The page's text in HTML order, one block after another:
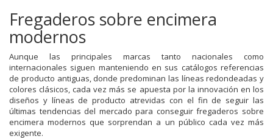
Fregaderos sobre encimera
modernos
Aunque las principales marcas tanto nacionales como
internacionales siguen manteniendo en sus catálogos referencias
de producto antiguas, donde predominan las líneas redondeadas y
colores clásicos, cada vez más se apuesta por la innovación en los
diseños y líneas de producto atrevidas con el fin de seguir las
últimas tendencias del mercado para conseguir fregaderos sobre
encimera modernos que sorprendan a un público cada vez más
exigente.